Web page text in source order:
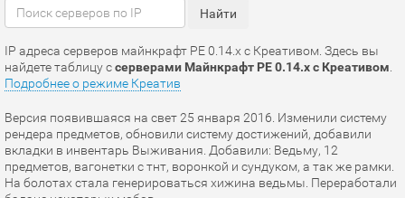
IP адреса серверов майнкрафт PE 0.14.x c Креативом. Здесь вы
найдете таблицу ссерверами Майнкрафт PE 0.14.x c Креативом
Подробнее о режиме Креатив
Версия появившаяся на свет 25 января 2016. Изменили систему
рендера предметов, обновили систему достижений, добавили
вкладки в инвентарь Выживания. Добавили: Ведьму, 12
предметов, вагонетки с тнт, воронкой и сундуком, а так же рамки.
На болотах стала генерироваться хижина ведьмы. Переработали